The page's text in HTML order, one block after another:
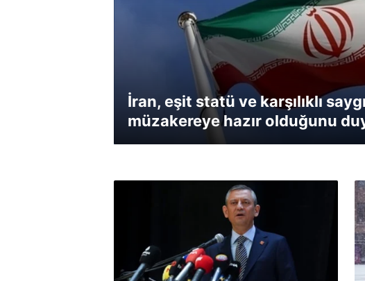
İran, eşit statü ve karşılıklı
müzakereye hazır olduğunu